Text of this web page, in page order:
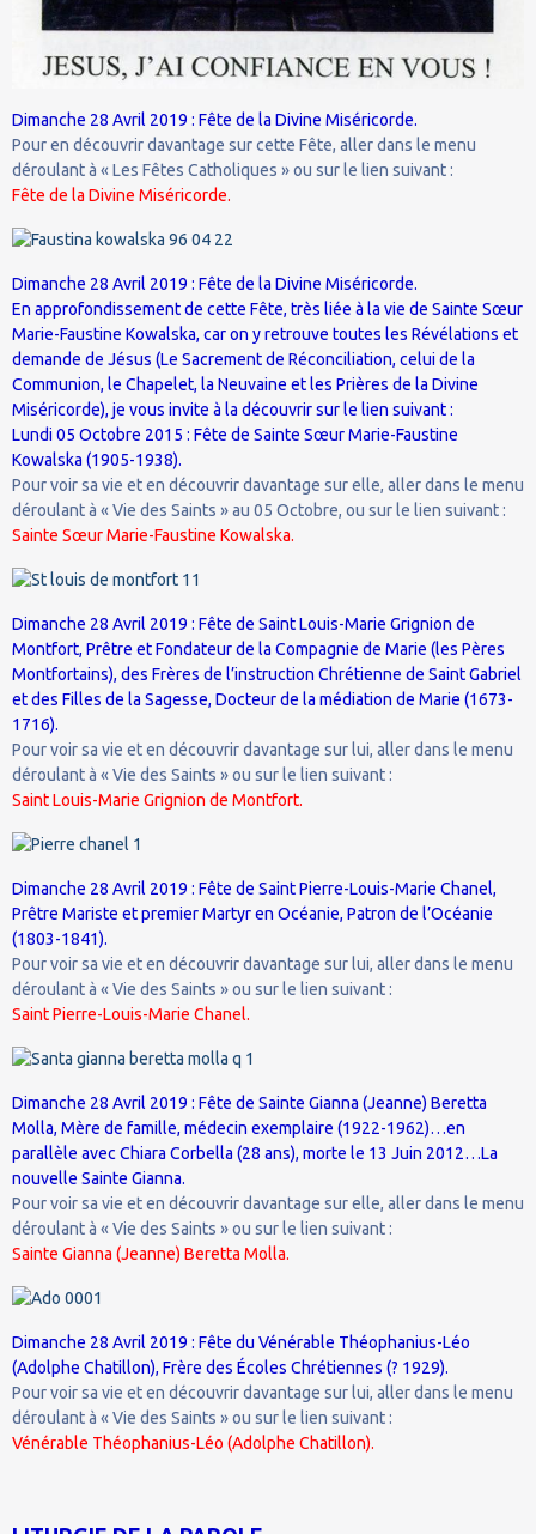
Dimanche 28 Avril 2019 : Fête de la Divine Miséricorde.
Pour en découvrir davantage sur cette Fête, aller dans le menu
déroulant à « Les Fêtes Catholiques » ou sur le lien suivant :
Fête de la Divine Miséricorde.
Dimanche 28 Avril 2019 : Fête de la Divine Miséricorde.
En approfondissement de cette Fête, très liée à la vie de Sainte Sœur
Marie-Faustine Kowalska, car on y retrouve toutes les Révélations et
demande de Jésus (Le Sacrement de Réconciliation, celui de la
Communion, le Chapelet, la Neuvaine et les Prières de la Divine
Miséricorde), je vous invite à la découvrir sur le lien suivant :
Lundi 05 Octobre 2015 : Fête de Sainte Sœur Marie-Faustine
Kowalska (1905-1938).
Pour voir sa vie et en découvrir davantage sur elle, aller dans le menu
déroulant à « Vie des Saints » au 05 Octobre, ou sur le lien suivant :
Sainte Sœur Marie-Faustine Kowalska.
Dimanche 28 Avril 2019 : Fête de Saint Louis-Marie Grignion de
Montfort, Prêtre et Fondateur de la Compagnie de Marie (les Pères
Montfortains), des Frères de l’instruction Chrétienne de Saint Gabriel
et des Filles de la Sagesse, Docteur de la médiation de Marie (1673-
1716).
Pour voir sa vie et en découvrir davantage sur lui, aller dans le menu
déroulant à « Vie des Saints » ou sur le lien suivant :
Saint Louis-Marie Grignion de Montfort.
Dimanche 28 Avril 2019 : Fête de Saint Pierre-Louis-Marie Chanel,
Prêtre Mariste et premier Martyr en Océanie, Patron de l’Océanie
(1803-1841).
Pour voir sa vie et en découvrir davantage sur lui, aller dans le menu
déroulant à « Vie des Saints » ou sur le lien suivant :
Saint Pierre-Louis-Marie Chanel.
Dimanche 28 Avril 2019 : Fête de Sainte Gianna (Jeanne) Beretta
Molla, Mère de famille, médecin exemplaire (1922-1962)…en
parallèle avec Chiara Corbella (28 ans), morte le 13 Juin 2012…La
nouvelle Sainte Gianna.
Pour voir sa vie et en découvrir davantage sur elle, aller dans le menu
déroulant à « Vie des Saints » ou sur le lien suivant :
Sainte Gianna (Jeanne) Beretta Molla.
Dimanche 28 Avril 2019 : Fête du Vénérable Théophanius-Léo
(Adolphe Chatillon), Frère des Écoles Chrétiennes (? 1929).
Pour voir sa vie et en découvrir davantage sur lui, aller dans le menu
déroulant à « Vie des Saints » ou sur le lien suivant :
Vénérable Théophanius-Léo (Adolphe Chatillon).